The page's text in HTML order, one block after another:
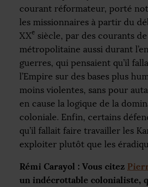
courant réformateur, porté
les missionnaires à partir du
XXe siècle, par des courants
métropolitaine aussi durant
guerres, qui pensaient qu’il
l’Empire sur des bases plus
moins violentes, sans pour
en cause la logique de la
coloniale. Enfin, certains
qu’il fallait faire travailler les
exploiter plutôt que les
Rémi Carayol : Vous citez
un indécrottable colonialiste,